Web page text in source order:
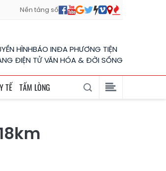
Nền tảng số
HÌNHBÁO INĐA PHƯƠNG TIỆN
ĐIỆN TỬ VĂN HÓA & ĐỜI SỐNG
Y TẾ TẤM LÒNG